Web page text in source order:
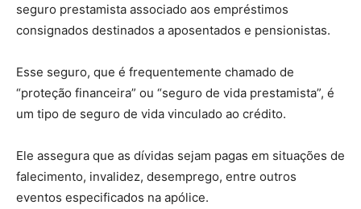
seguro prestamista associado aos empréstimos
consignados destinados a aposentados e pensionistas.
Esse seguro, que é frequentemente chamado de
“proteção financeira” ou “seguro de vida prestamista”, é
um tipo de seguro de vida vinculado ao crédito.
Ele assegura que as dívidas sejam pagas em situações de
falecimento, invalidez, desemprego, entre outros
eventos especificados na apólice.